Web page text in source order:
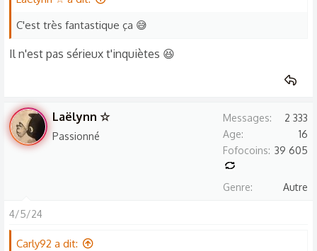
o
s
C'est très fantastique ça 😅
Il n'est pas sérieux t'inquiètes 😆
Laëlynn ☆
Passionné
Messages
2 333
Age
16
Fofocoins 39 605
Genre Autre
4/5/24
Carly92 a dit: